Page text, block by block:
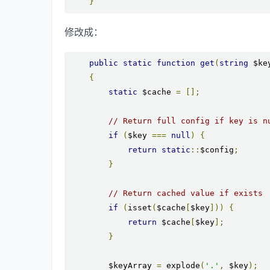
修改成：
public static function get ( string
{
static $cache = [];
// Return full config if key is
if
( $key === null )
{
return
static :: $config ;
}
// Return cached value if exists
if
( isset ( $cache [ $key]))
{
return $cache [ $key];
}
        $keyArray
= explode ( '.' , $key);